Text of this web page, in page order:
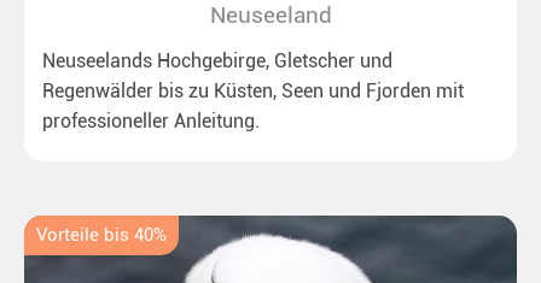
Neuseeland
Neuseelands Hochgebirge, Gletscher und
Regenwälder bis zu Küsten, Seen und Fjorden mit
professioneller Anleitung.
Vorteile bis 40%